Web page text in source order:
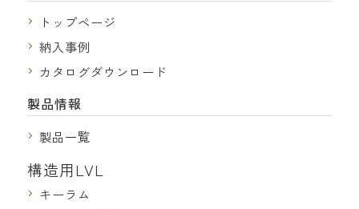
トップページ
納入事例
カタログダウンロード
製品情報
製品一覧
構造用LVL
キーラム